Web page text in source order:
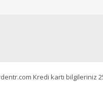
Kredi kartı bilgileriniz